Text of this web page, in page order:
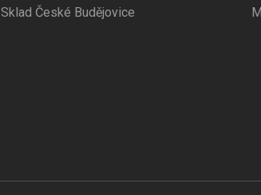
Sklad České Budějovice